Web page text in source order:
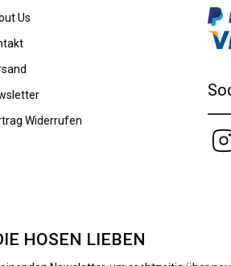
Us
Widerrufen
HOSEN LIEBEN